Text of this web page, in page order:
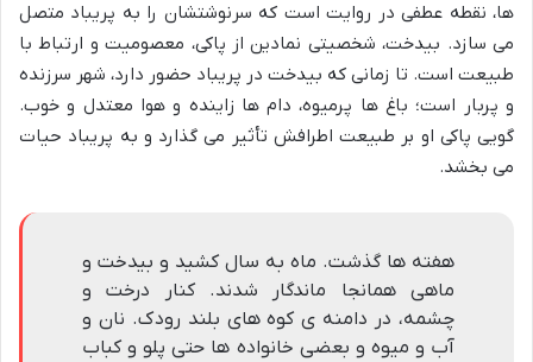
ها، نقطه عطفی در روایت است که سرنوشتشان را به پریباد متصل
می سازد. بیدخت، شخصیتی نمادین از پاکی، معصومیت و ارتباط با
طبیعت است. تا زمانی که بیدخت در پریباد حضور دارد، شهر سرزنده
و پربار است؛ باغ ها پرمیوه، دام ها زاینده و هوا معتدل و خوب.
گویی پاکی او بر طبیعت اطرافش تأثیر می گذارد و به پریباد حیات
می بخشد.
هفته ها گذشت. ماه به سال کشید و بیدخت و
ماهی همانجا ماندگار شدند. کنار درخت و
چشمه، در دامنه ی کوه های بلند رودک. نان و
آب و میوه و بعضی خانواده ها حتی پلو و کباب